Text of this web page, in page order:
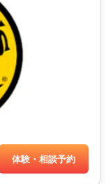
体験・相談予約